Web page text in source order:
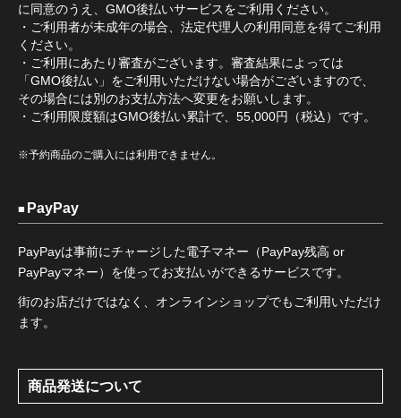
に同意のうえ、GMO後払いサービスをご利用ください。
・ご利用者が未成年の場合、法定代理人の利用同意を得てご利用
ください。
・ご利用にあたり審査がございます。審査結果によっては
「GMO後払い」をご利用いただけない場合がございますので、
その場合には別のお支払方法へ変更をお願いします。
・ご利用限度額はGMO後払い累計で、55,000円（税込）です。
※予約商品のご購入には利用できません。
PayPay
PayPayは事前にチャージした電子マネー（PayPay残高 or
PayPayマネー）を使ってお支払いができるサービスです。
街のお店だけではなく、オンラインショップでもご利用いただけ
ます。
商品発送について